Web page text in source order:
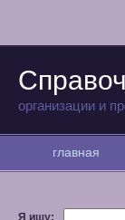
организации и
главная
Я ищу: